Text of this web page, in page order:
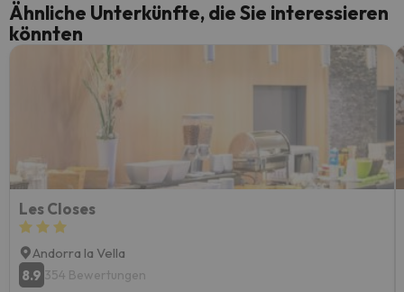
Ähnliche Unterkünfte, die Sie interessieren
könnten
Les Closes
Andorra la Vella
8.9 354 Bewertungen